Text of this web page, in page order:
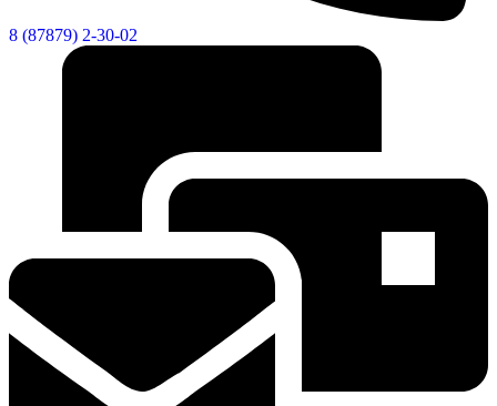
8 (87879) 2-30-02